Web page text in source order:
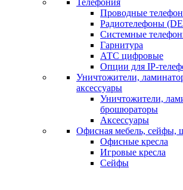
Телефония
Проводные
Радиотелефоны
Системные
Гарнитура
АТС цифровые
Опции для IP-
Уничтожители,
аксессуары
Уничтожители,
брошюраторы
Аксессуары
Офисная мебель, сейфы,
Офисные кресла
Игровые кресла
Сейфы